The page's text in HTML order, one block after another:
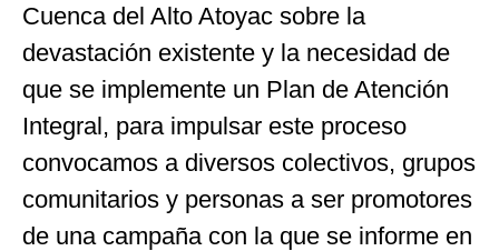
Cuenca del Alto Atoyac sobre la
devastación existente y la necesidad de
que se implemente un Plan de Atención
Integral, para impulsar este proceso
convocamos a diversos colectivos, grupos
comunitarios y personas a ser promotores
de una campaña con la que se informe en